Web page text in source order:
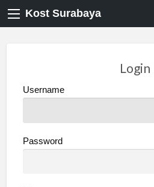
Kost Surabaya
Login
Username
Password